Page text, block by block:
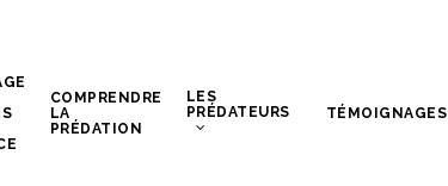
COMPRENDRE
LA
PRÉDATION
LES
PRÉDATEURS
TÉMOIGNAGES